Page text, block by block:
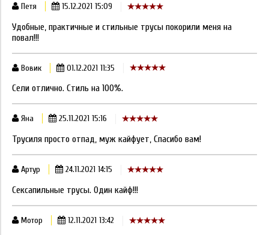
Петя 15.12.2021 15:09
Удобные, практичные и стильные трусы покорили меня на
повал!!!
Вовик 01.12.2021 11:35
Сели отлично. Стиль на 100%.
Яна 25.11.2021 15:16
Трусиля просто отпад, муж кайфует, Спасибо вам!
Артур 24.11.2021 14:15
Сексапильные трусы. Один кайф!!!
Мотор 12.11.2021 13:42